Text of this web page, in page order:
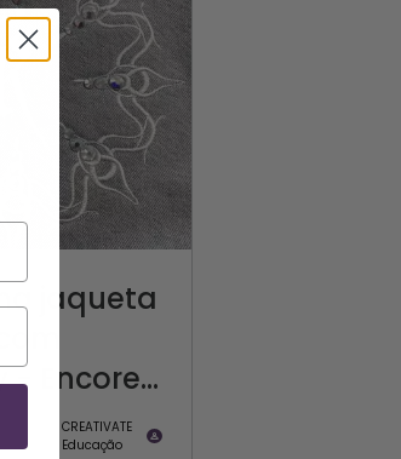
jaqueta
Encore...
CREATIVATE
Educação